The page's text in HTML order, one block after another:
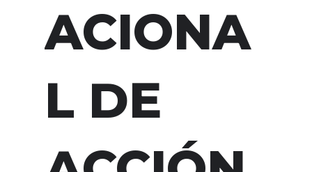
ACIONA
L DE